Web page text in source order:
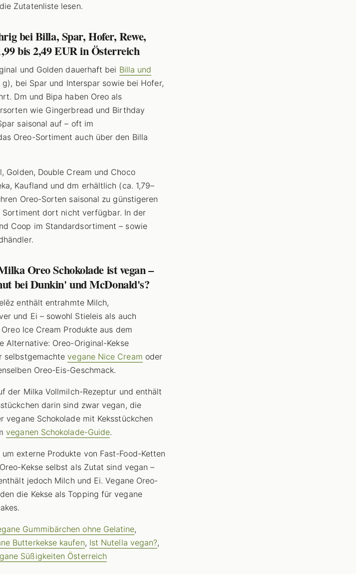
Zutatenliste lesen.
bei Billa, Spar, Hofer, Rewe,
bis 2,49 EUR in Österreich
und Golden dauerhaft bei Billa und
g), bei Spar und Interspar sowie bei Hofer,
Dm und Bipa haben Oreo als
wie Gingerbread und Birthday
saisonal auf – oft im
Oreo-Sortiment auch über den Billa
Golden, Double Cream und Choco
Kaufland und dm erhältlich (ca. 1,79–
Oreo-Sorten saisonal zu günstigeren
dort nicht verfügbar. In der
Coop im Standardsortiment – sowie
Oreo Schokolade ist vegan –
bei Dunkin' und McDonald's?
enthält entrahmte Milch,
und Ei – sowohl Stieleis als auch
Ice Cream Produkte aus dem
Alternative: Oreo-Original-Kekse
selbstgemachtevegane Nice Cream oder
Oreo-Eis-Geschmack.
der Milka Vollmilch-Rezeptur und enthält
darin sind zwar vegan, die
vegane Schokolade mit Keksstückchen
veganen Schokolade-Guide.
externe Produkte von Fast-Food-Ketten
Kekse selbst als Zutat sind vegan –
jedoch Milch und Ei. Vegane Oreo-
die Kekse als Topping für vegane
Gummibärchen ohne Gelatine,
Butterkekse kaufen, Ist Nutella vegan?,
Süßigkeiten Österreich